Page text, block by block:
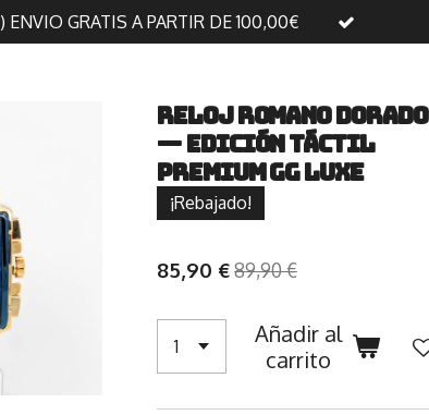
GRATIS A PARTIR DE 100,00€
Reloj Romano Dorado
— Edición Táctil
Premium GG Luxe
¡Rebajado!
85,90 €89,90 €
Añadir al
carrito